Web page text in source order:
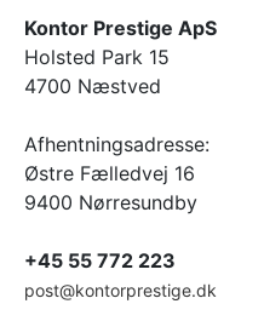
Kontor Prestige ApS
Holsted Park 15
4700 Næstved
Afhentningsadresse:
Østre Fælledvej 16
9400 Nørresundby
+45 55 772 223
post@kontorprestige.dk